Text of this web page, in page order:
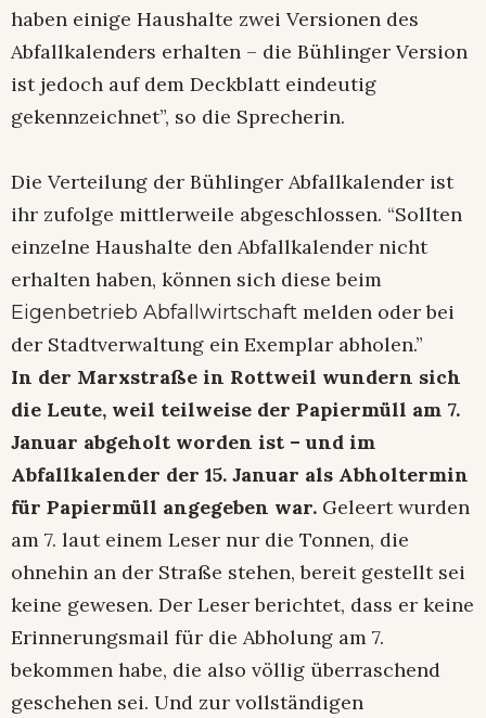
haben einige Haushalte zwei Versionen des
Abfallkalenders erhalten – die Bühlinger Version
ist jedoch auf dem Deckblatt eindeutig
gekennzeichnet”, so die Sprecherin.
Die Verteilung der Bühlinger Abfallkalender ist
ihr zufolge mittlerweile abgeschlossen. “Sollten
einzelne Haushalte den Abfallkalender nicht
erhalten haben, können sich diese beim
Eigenbetrieb Abfallwirtschaft melden oder bei
der Stadtverwaltung ein Exemplar abholen.”
In der Marxstraße in Rottweil wundern sich
die Leute, weil teilweise der Papiermüll am 7.
Januar abgeholt worden ist – und im
Abfallkalender der 15. Januar als Abholtermin
für Papiermüll angegeben war. Geleert wurden
am 7. laut einem Leser nur die Tonnen, die
ohnehin an der Straße stehen, bereit gestellt sei
keine gewesen. Der Leser berichtet, dass er keine
Erinnerungsmail für die Abholung am 7.
bekommen habe, die also völlig überraschend
geschehen sei. Und zur vollständigen